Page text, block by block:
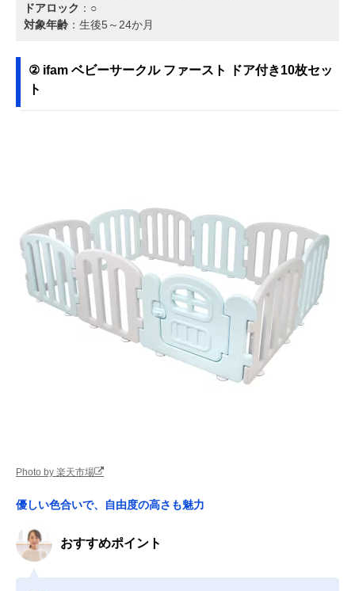
ドアロック ：○
対象年齢 ：生後5～24か月
② ifam ベビーサークル ファースト ドア付き10枚セッ
ト
Photo by 楽天市場
優しい色合いで、自由度の高さも魅力
おすすめポイント